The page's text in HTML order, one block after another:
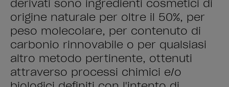
derivati sono ingredienti cosmetici di
origine naturale per oltre il 50%, per
peso molecolare, per contenuto di
carbonio rinnovabile o per qualsiasi
altro metodo pertinente, ottenuti
attraverso processi chimici e/o